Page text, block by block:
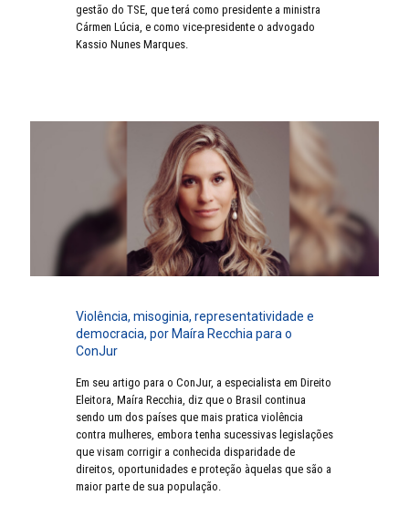
gestão do TSE, que terá como presidente a ministra
Cármen Lúcia, e como vice-presidente o advogado
Kassio Nunes Marques.
Violência, misoginia, representatividade e
democracia, por Maíra Recchia para o
ConJur
Em seu artigo para o ConJur, a especialista em Direito
Eleitora, Maíra Recchia, diz que o Brasil continua
sendo um dos países que mais pratica violência
contra mulheres, embora tenha sucessivas legislações
que visam corrigir a conhecida disparidade de
direitos, oportunidades e proteção àquelas que são a
maior parte de sua população.